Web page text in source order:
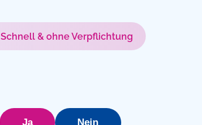
Schnell & ohne Verpflichtung
Ja Nein